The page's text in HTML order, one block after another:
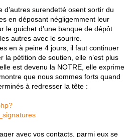
d’autres surendetté osent sortir du
en déposant négligemment leur
le guichet d’une banque de dépôt
autres avec le sourire.
en à peine 4 jours, il faut continuer
la pétition de soutien, elle n’est plus
est devenu la NOTRE, elle exprime
que nous sommes forts quand
à redresser la tête :
avec vos contacts, parmi eux se